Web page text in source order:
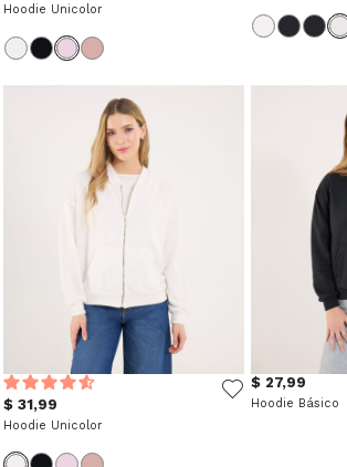
Hoodie Unicolor
$ 31,99
Hoodie Unicolor
$ 27,99
Hoodie Básico